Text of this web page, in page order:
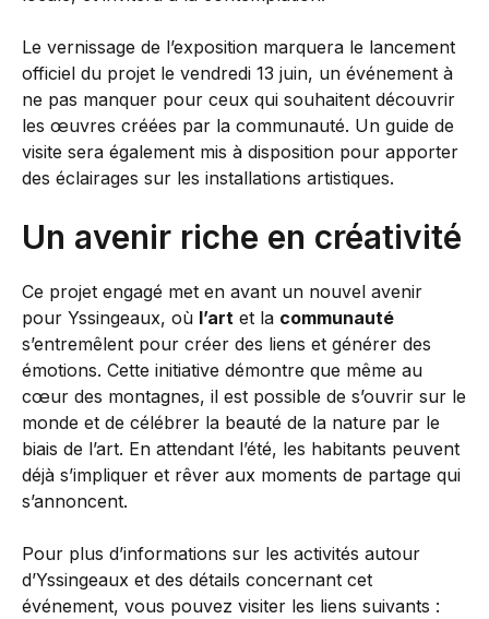
Le vernissage de l’exposition marquera le lancement
officiel du projet le vendredi 13 juin, un événement à
ne pas manquer pour ceux qui souhaitent découvrir
les œuvres créées par la communauté. Un guide de
visite sera également mis à disposition pour apporter
des éclairages sur les installations artistiques.
Un avenir riche en créativité
Ce projet engagé met en avant un nouvel avenir
pour Yssingeaux, où l’art et la communauté
s’entremêlent pour créer des liens et générer des
émotions. Cette initiative démontre que même au
cœur des montagnes, il est possible de s’ouvrir sur le
monde et de célébrer la beauté de la nature par le
biais de l’art. En attendant l’été, les habitants peuvent
déjà s’impliquer et rêver aux moments de partage qui
s’annoncent.
Pour plus d’informations sur les activités autour
d’Yssingeaux et des détails concernant cet
événement, vous pouvez visiter les liens suivants :